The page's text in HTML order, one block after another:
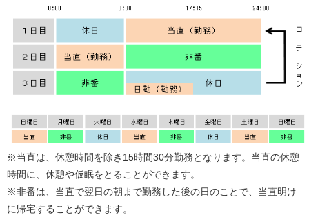
※当直は、休憩時間を除き15時間30分勤務となります。当直の休憩
時間に、休憩や仮眠をとることができます。
※非番は、当直で翌日の朝まで勤務した後の日のことで、当直明け
に帰宅することができます。